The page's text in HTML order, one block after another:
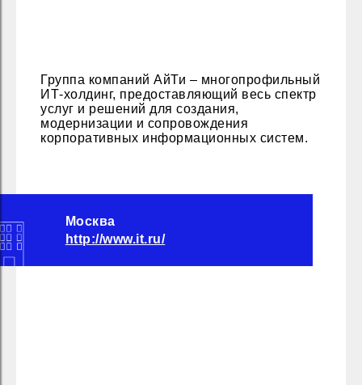
Группа компаний АйТи – многопрофильный
ИТ-холдинг, предоставляющий весь спектр
услуг и решений для создания,
модернизации и сопровождения
корпоративных информационных систем.
Москва
http://www.it.ru/